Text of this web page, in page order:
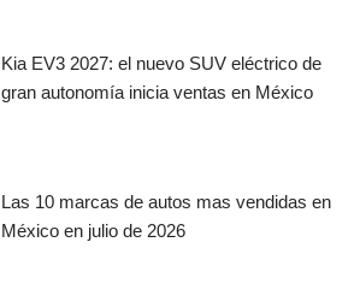
Kia EV3 2027: el nuevo SUV eléctrico de
gran autonomía inicia ventas en México
Las 10 marcas de autos mas vendidas en
México en julio de 2026